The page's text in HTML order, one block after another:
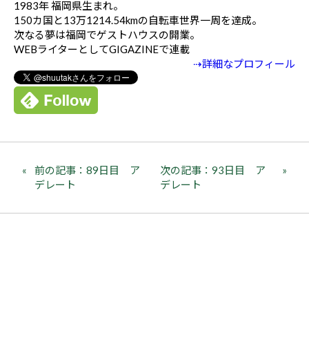
1983年 福岡県生まれ。
150カ国と13万1214.54kmの自転車世界一周を達成。
次なる夢は福岡でゲストハウスの開業。
WEBライターとしてGIGAZINEで連載
⇢詳細なプロフィール
前の記事：89日目 ア
デレート
次の記事：93日目 ア
デレート